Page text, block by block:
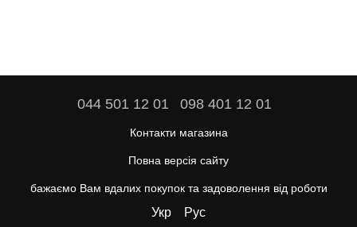
044 501 12 01 098 401 12 01
Контакти магазина
Повна версія сайту
бажаємо Вам вдалих покупок та задоволення від роботи
Укр Рус